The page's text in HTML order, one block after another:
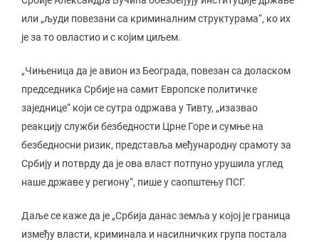
или „људи повезани са криминалним структурама“, ко их
је за то овластио и с којим циљем.
„Чињеница да је авион из Београда, повезан са доласком
председника Србије на самит Европске политичке
заједнице“ који се сутра одржава у Тивту, „изазвао
реакцију служби безбедности Црне Горе и сумње на
безбедносни ризик, представља међународну срамоту за
Србију и потврду да је ова власт потпуно урушила углед
наше државе у региону“, пише у саопштењу ПСГ.
Даље се каже да је „Србија данас земља у којој је граница
између власти, криминала и насилничких група постала